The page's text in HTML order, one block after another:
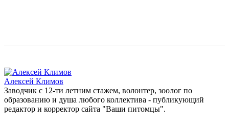
Алексей Климов
Заводчик c 12-ти летним стажем, волонтер, зоолог по
образованию и душа любого коллектива - публикующий
редактор и корректор сайта "Ваши питомцы".